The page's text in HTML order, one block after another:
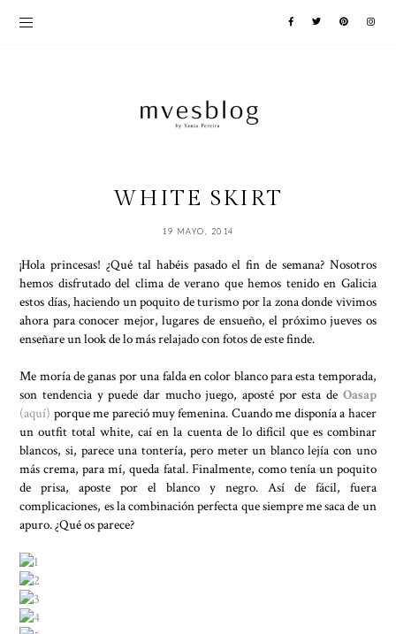
WHITE SKIRT
19 MAYO, 2014
¡Hola princesas! ¿Qué tal habéis pasado el fin de semana? Nosotros
hemos disfrutado del clima de verano que hemos tenido en Galicia
estos días, haciendo un poquito de turismo por la zona donde vivimos
ahora para conocer mejor, lugares de ensueño, el próximo jueves os
enseñare un look de lo más relajado con fotos de este finde.
Me moría de ganas por una falda en color blanco para esta temporada,
son tendencia y puede dar mucho juego, aposté por esta de Oasap
(aquí) porque me pareció muy femenina. Cuando me disponía a hacer
un outfit total white, caí en la cuenta de lo difícil que es combinar
blancos, si, parece una tontería, pero meter un blanco lejía con uno
más crema, para mí, queda fatal. Finalmente, como tenía un poquito
de prisa, aposte por el blanco y negro. Así de fácil, fuera
complicaciones, es la combinación perfecta que siempre me saca de un
apuro. ¿Qué os parece?